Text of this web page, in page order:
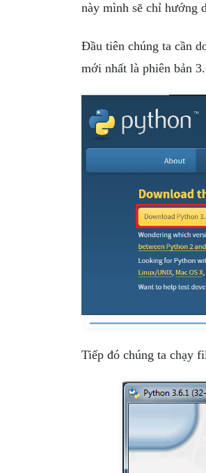
này mình sẽ chỉ hướng
Đầu tiên chúng ta cần
mới nhất là phiên bản
Tiếp đó chúng ta chạy